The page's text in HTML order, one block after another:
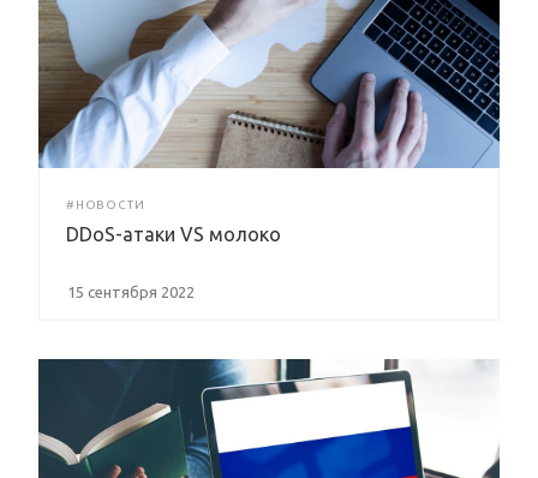
#НОВОСТИ
DDoS-атаки VS молоко
15 сентября 2022